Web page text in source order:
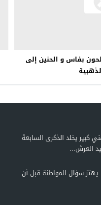
بفاس و الحنين إلى
يخلد الذكرى السابعة
العرش...
سؤال المواطنة قبل أن